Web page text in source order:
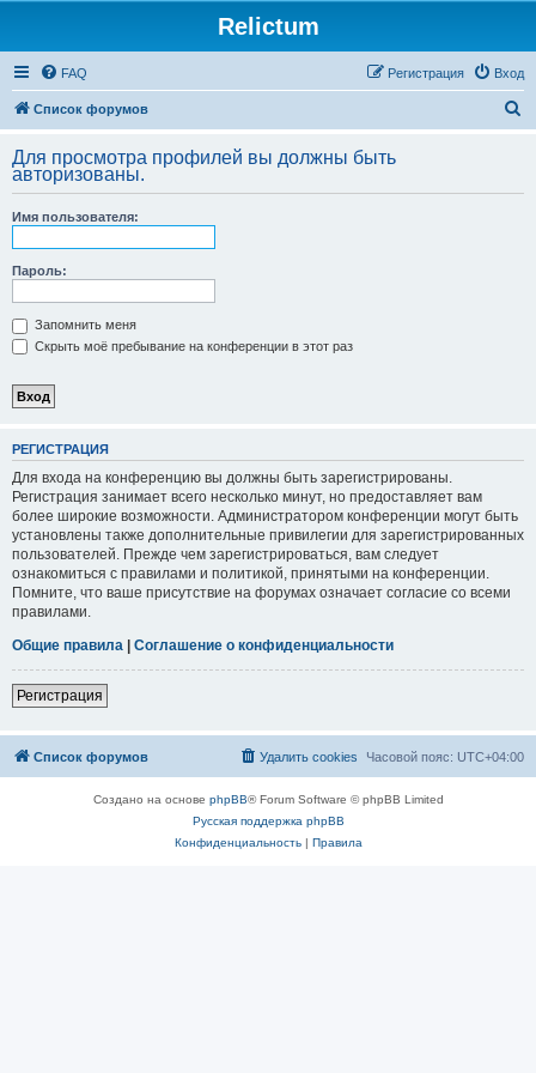
Relictum
FAQ Вход
Регистрация
Список форумов
с
Для просмотра профилей вы должны быть
авторизованы.
Имя пользователя:
Пароль:
Запомнить меня
Скрыть моё пребывание на конференции в этот раз
РЕГИСТРАЦИЯ
Для входа на конференцию вы должны быть зарегистрированы.
Регистрация занимает всего несколько минут, но предоставляет вам
более широкие возможности. Администратором конференции могут быть
установлены также дополнительные привилегии для зарегистрированных
пользователей. Прежде чем зарегистрироваться, вам следует
ознакомиться с правилами и политикой, принятыми на конференции.
Помните, что ваше присутствие на форумах означает согласие со всеми
правилами.
Общие правила | Соглашение о конфиденциальности
Регистрация
Список форумов Часовой пояс: UTC+04:00
Удалить cookies
Создано на основе phpBB® Forum Software © phpBB Limited
Русская поддержка phpBB
Конфиденциальность| Правила